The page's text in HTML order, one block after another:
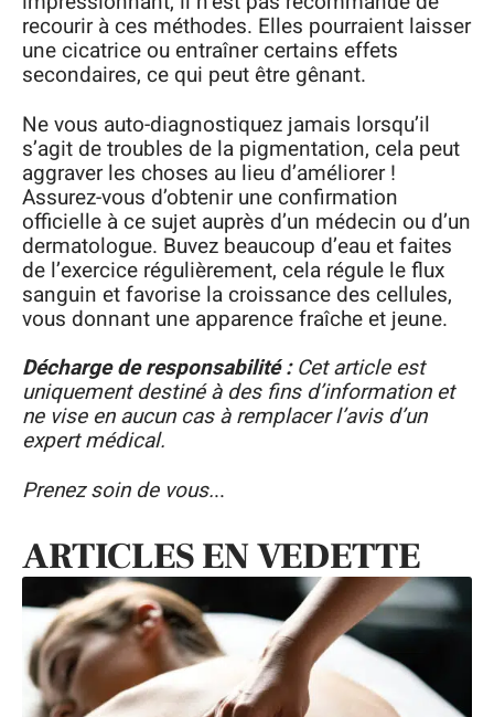
recourir à ces méthodes. Elles pourraient laisser
une cicatrice ou entraîner certains effets
secondaires, ce qui peut être gênant.
Ne vous auto-diagnostiquez jamais lorsqu’il
s’agit de troubles de la pigmentation, cela peut
aggraver les choses au lieu d’améliorer !
Assurez-vous d’obtenir une confirmation
officielle à ce sujet auprès d’un médecin ou d’un
dermatologue. Buvez beaucoup d’eau et faites
de l’exercice régulièrement, cela régule le flux
sanguin et favorise la croissance des cellules,
vous donnant une apparence fraîche et jeune.
Décharge de responsabilité :Cet article est
uniquement destiné à des fins d’information et
ne vise en aucun cas à remplacer l’avis d’un
expert médical.
Prenez soin de vous...
ARTICLES EN VEDETTE